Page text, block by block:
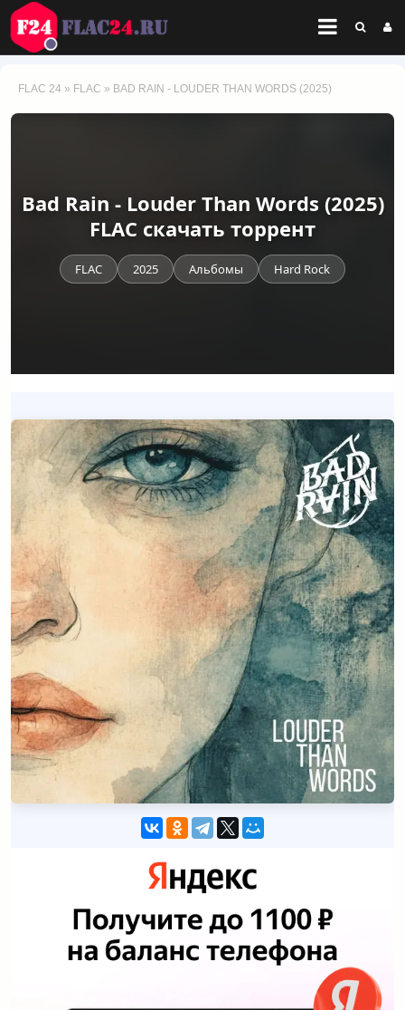
FLAC 24 » FLAC » BAD RAIN - LOUDER THAN WORDS (2025)
Bad Rain - Louder Than Words (2025)
FLAC скачать торрент
FLAC 2025 Альбомы Hard Rock